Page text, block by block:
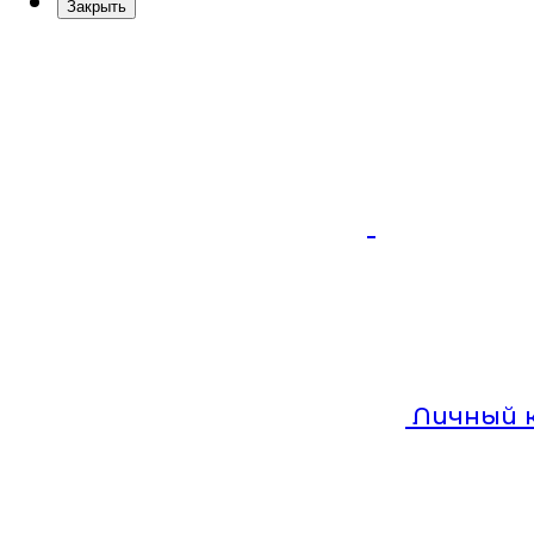
Закрыть
Личный